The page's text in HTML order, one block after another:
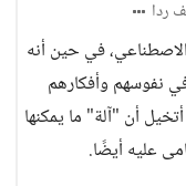
ردا
في حين أنه
نفوسهم وأفكارهم
أن "آلة" ما يمكنها
عليه أيضًا.